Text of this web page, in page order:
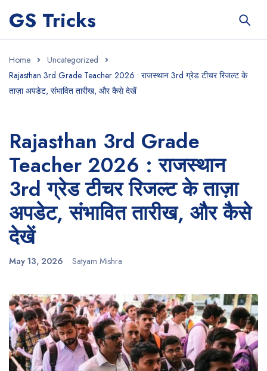
GS Tricks
Home
Uncategorized
Rajasthan 3rd Grade Teacher 2026 : राजस्थान 3rd ग्रेड टीचर रिजल्ट के
ताज़ा अपडेट, संभावित तारीख, और कैसे देखें
Rajasthan 3rd Grade
Teacher 2026 : राजस्थान
3rd ग्रेड टीचर रिजल्ट के ताज़ा
अपडेट, संभावित तारीख, और कैसे
देखें
May 13, 2026 Satyam Mishra